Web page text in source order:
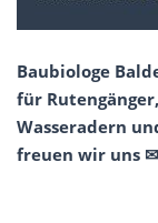
Baubiologe
für
Wasseradern
freuen wir uns